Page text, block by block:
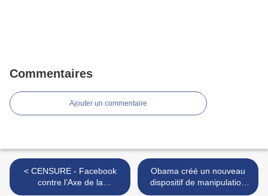
Commentaires
Ajouter un commentaire
< CENSURE - Facebook
contre l’Axe de la
Résistance
Obama créé un nouveau
dispositif de manipulation
de l’information >